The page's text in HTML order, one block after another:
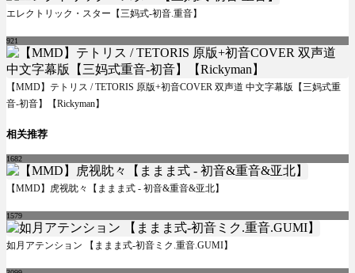
エレクトリック・スター【三妈式-初音.重音】
921
【MMD】テトリス / TETORIS 原版+初音COVER 双声道 中文字幕版【三妈式重
音-初音】【Rickyman】
相关推荐
1682
【MMD】虎视眈々【ままま式 - 初音&重音&亚北】
1579
如月アテンション 【ままま式-初音ミク.重音.GUMI】